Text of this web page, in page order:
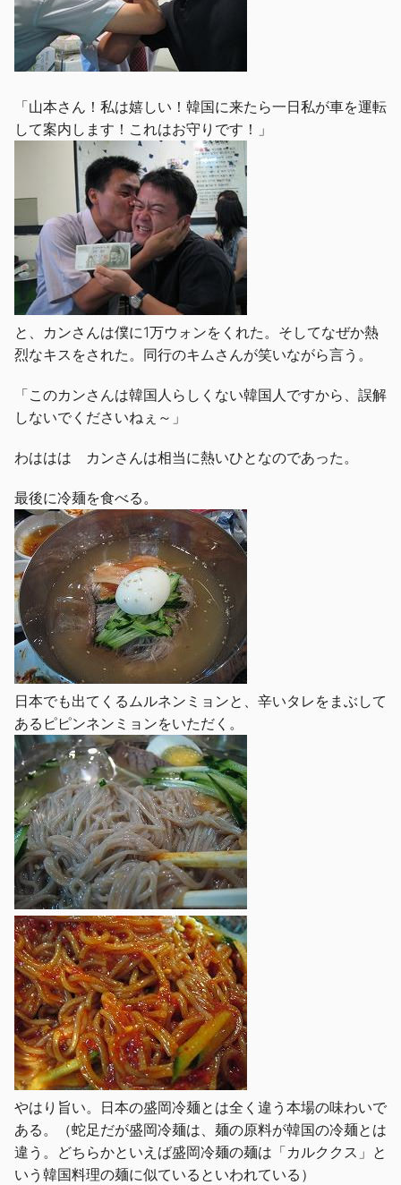
「山本さん！私は嬉しい！韓国に来たら一日私が車を運転
して案内します！これはお守りです！」
と、カンさんは僕に1万ウォンをくれた。そしてなぜか熱
烈なキスをされた。同行のキムさんが笑いながら言う。
「このカンさんは韓国人らしくない韓国人ですから、誤解
しないでくださいねぇ～」
わははは カンさんは相当に熱いひとなのであった。
最後に冷麺を食べる。
日本でも出てくるムルネンミョンと、辛いタレをまぶして
あるピピンネンミョンをいただく。
やはり旨い。日本の盛岡冷麺とは全く違う本場の味わいで
ある。（蛇足だが盛岡冷麺は、麺の原料が韓国の冷麺とは
違う。どちらかといえば盛岡冷麺の麺は「カルククス」と
いう韓国料理の麺に似ているといわれている）